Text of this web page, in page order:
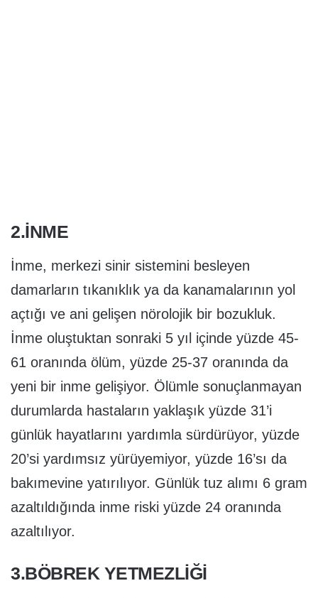
2.İNME
İnme, merkezi sinir sistemini besleyen
damarların tıkanıklık ya da kanamalarının yol
açtığı ve ani gelişen nörolojik bir bozukluk.
İnme oluştuktan sonraki 5 yıl içinde yüzde 45-
61 oranında ölüm, yüzde 25-37 oranında da
yeni bir inme gelişiyor. Ölümle sonuçlanmayan
durumlarda hastaların yaklaşık yüzde 31’i
günlük hayatlarını yardımla sürdürüyor, yüzde
20’si yardımsız yürüyemiyor, yüzde 16’sı da
bakımevine yatırılıyor. Günlük tuz alımı 6 gram
azaltıldığında inme riski yüzde 24 oranında
azaltılıyor.
3.BÖBREK YETMEZLİĞİ